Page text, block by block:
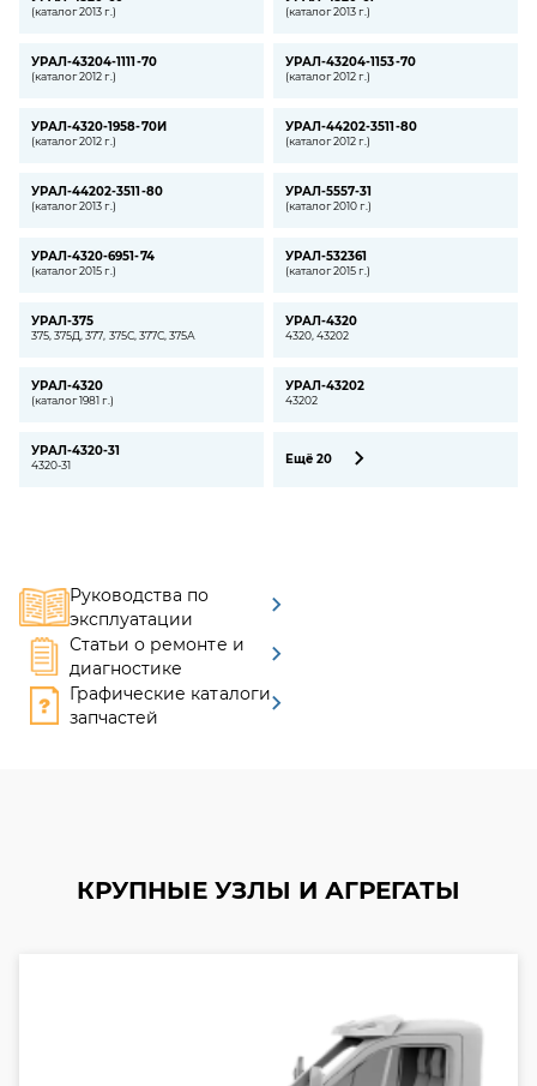
(каталог 2013 г.) (каталог 2013 г.)
УРАЛ-43204-1111-70
(каталог 2012 г.)
УРАЛ-43204-1153-70
(каталог 2012 г.)
УРАЛ-4320-1958-70И
(каталог 2012 г.)
УРАЛ-44202-3511-80
(каталог 2012 г.)
УРАЛ-44202-3511-80
(каталог 2013 г.)
УРАЛ-5557-31
(каталог 2010 г.)
УРАЛ-4320-6951-74
(каталог 2015 г.)
УРАЛ-532361
(каталог 2015 г.)
УРАЛ-375
375, 375Д, 377, 375С, 377С, 375А
УРАЛ-4320
4320, 43202
УРАЛ-4320
(каталог 1981 г.)
УРАЛ-43202
43202
УРАЛ-4320-31
4320-31 Ещё 20
Руководства по
эксплуатации
Статьи о ремонте и
диагностике
Графические каталоги
запчастей
КРУПНЫЕ УЗЛЫ И АГРЕГАТЫ